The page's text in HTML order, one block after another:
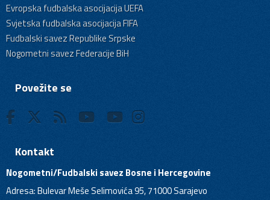
Evropska fudbalska asocijacija UEFA
Svjetska fudbalska asocijacija FIFA
Fudbalski savez Republike Srpske
Nogometni savez Federacije BiH
Povežite se
Kontakt
Nogometni/Fudbalski savez Bosne i Hercegovine
Adresa: Bulevar Meše Selimovića 95, 71000 Sarajevo